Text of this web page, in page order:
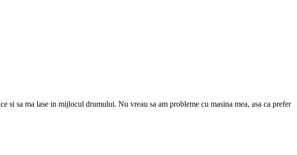
si sa ma lase in mijlocul drumului. Nu vreau sa am probleme cu masina mea, asa ca prefer